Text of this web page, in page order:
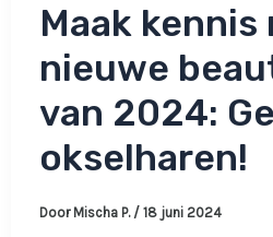
Maak kennis
nieuwe
van 2024:
okselharen!
Door Mischa P. / 18 juni 2024